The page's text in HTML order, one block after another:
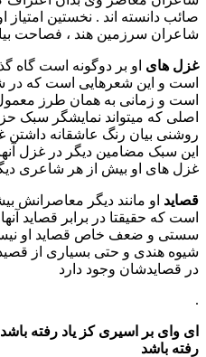
صائب دانسته اند . نخستین
شاعران سرزمین هند ، فصاحت
غزل های او بر دوگونه است گاه
است و این شعرهایی است که در
است و زمانی به همان طرز
اصلی که میتواند نمایشگر سبک
روشنی بیان رنگ عاشقانه
این سبک مضامین دیگر در غزل
غزل های او بیش از هر شاعری
قصاید او مانند دیگر معاصرانش
است که حقیقتا در برابر قصاید
سستی و ضعف خاص قصاید او
شیوه هندی و حتی بسیاری از
در قصایدشان وجود دارد
.
ای وای بر اسیری کز یاد رفته
رفته باشد